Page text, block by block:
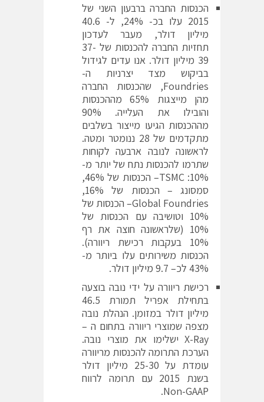
הכנסות החברה ברבעון השני של
2015 עלו בכ- 24%, ל- 40.6
מיליון דולר, מעבר לעדכון
תחזיות החברה להכנסות של 37-
39 מיליון דולר. אנו עדים לגידול
בביקוש מצד יצרניות ה-
Foundries, שהכנסות החברה
מהן מייצגות 65% מההכנסות
והובילו את העלייה. 90%
מההכנסות הגיעו מייצור בשלבים
מתקדמים של 28 ננומטר ומטה.
לראשונה לנובה ארבעה לקוחות
שתרמו להכנסות נתח של יותר מ-
10%: TSMC– הכנסות של 46%,
סמסונג – הכנסות של 16%,
Global Foundries– הכנסות של
10% וטושיבה עם הכנסות של
10% (שלראשונה חוצה את רף
10% בעקבות רכישת ריוורה).
הכנסות משירותים עלו ביותר מ-
43% לכ– 9.7 מיליון דולר.
רכישת ריוורה על ידי נובה בוצעה
בתחילת אפריל תמורת 46.5
מיליון דולר במזומן. הנהלת נובה
מצפה שמוצרי ריוורה בתחום ה –
X-Ray ישלימו את מוצרי נובה.
הערכת התרומה להכנסות מריוורה
עומדת על 25-30 מיליון דולר
בשנת 2015 עם תרומה לרווח
Non-GAAP.